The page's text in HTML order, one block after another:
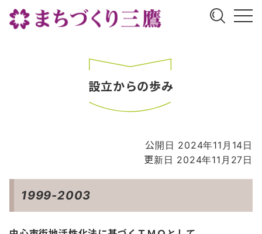
設立からの歩み
公開日 2024年11月14日
更新日 2024年11月27日
1999-2003